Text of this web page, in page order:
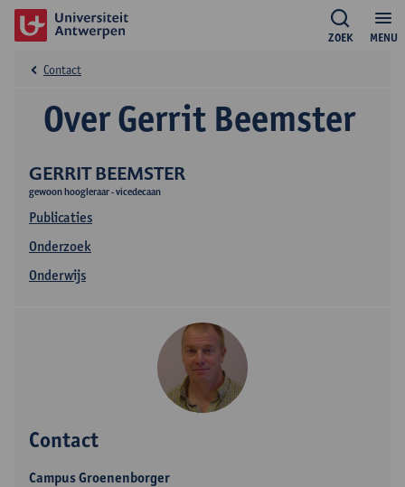
MENU
ZOEK
GERRIT BEEMSTER
gewoon hoogleraar - vicedecaan
Publicaties
Onderzoek
Onderwijs
Over Gerrit Beemster
Contact
Contact
Campus Groenenborger